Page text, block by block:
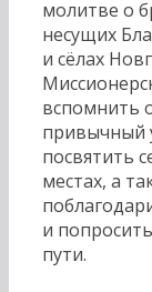
молитве о
несущих
и сёлах
вспомнить
привычный
посвятить
местах, а
и
пути.